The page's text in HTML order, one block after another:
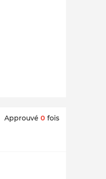
Approuvé 0 fois